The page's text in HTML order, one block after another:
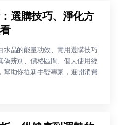
選購技巧、淨化方
水晶的能量功效、實用選購技巧
偽辨別、價格區間、個人使用經
幫助你從新手變專家，避開消費